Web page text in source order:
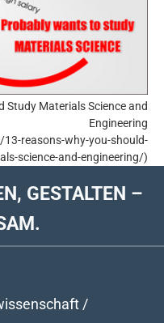
Study Materials Science and
Engineering
reasons-why-you-should-
science-and-engineering/)
GESTALTEN –
/